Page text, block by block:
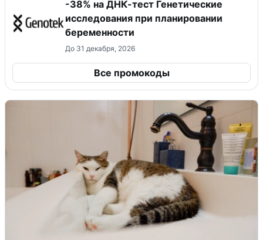
-38% на ДНК-тест Генетические
исследования при планировании
беременности
До 31 декабря, 2026
Все промокоды